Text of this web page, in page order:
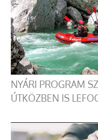
NYÁRI PROGRAM
ÚTKÖZBEN IS